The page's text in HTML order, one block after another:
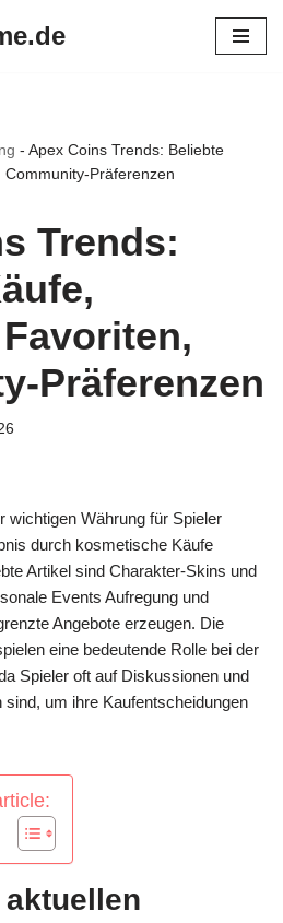
- Apex Coins Trends: Beliebte
Präferenzen
Trends:
Präferenzen
wichtigen Währung für Spieler
durch kosmetische Käufe
Artikel sind Charakter-Skins und
Events Aufregung und
Angebote erzeugen. Die
eine bedeutende Rolle bei der
Spieler oft auf Diskussionen und
um ihre Kaufentscheidungen